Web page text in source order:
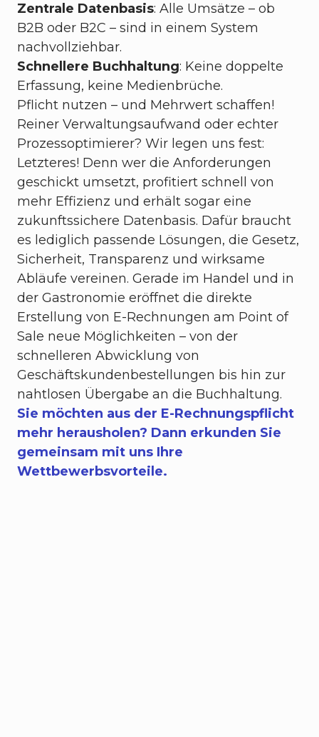
Zentrale Datenbasis: Alle Umsätze – ob
B2B oder B2C – sind in einem System
nachvollziehbar.
Schnellere Buchhaltung: Keine doppelte
Erfassung, keine Medienbrüche.
Pflicht nutzen – und Mehrwert schaffen!
Reiner Verwaltungsaufwand oder echter
Prozessoptimierer? Wir legen uns fest:
Letzteres! Denn wer die Anforderungen
geschickt umsetzt, profitiert schnell von
mehr Effizienz und erhält sogar eine
zukunftssichere Datenbasis. Dafür braucht
es lediglich passende Lösungen, die Gesetz,
Sicherheit, Transparenz und wirksame
Abläufe vereinen. Gerade im Handel und in
der Gastronomie eröffnet die direkte
Erstellung von E-Rechnungen am Point of
Sale neue Möglichkeiten – von der
schnelleren Abwicklung von
Geschäftskundenbestellungen bis hin zur
nahtlosen Übergabe an die Buchhaltung.
Sie möchten aus der E-Rechnungspflicht
mehr herausholen? Dann erkunden Sie
gemeinsam mit uns Ihre
Wettbewerbsvorteile.